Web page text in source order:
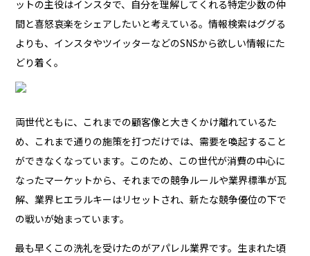
ットの主役はインスタで、自分を理解してくれる特定少数の仲
間と喜怒哀楽をシェアしたいと考えている。情報検索はググる
よりも、インスタやツイッターなどのSNSから欲しい情報にた
どり着く。
両世代ともに、これまでの顧客像と大きくかけ離れているた
め、これまで通りの施策を打つだけでは、需要を喚起すること
ができなくなっています。このため、この世代が消費の中心に
なったマーケットから、それまでの競争ルールや業界標準が瓦
解、業界ヒエラルキーはリセットされ、新たな競争優位の下で
の戦いが始まっています。
最も早くこの洗礼を受けたのがアパレル業界です。生まれた頃